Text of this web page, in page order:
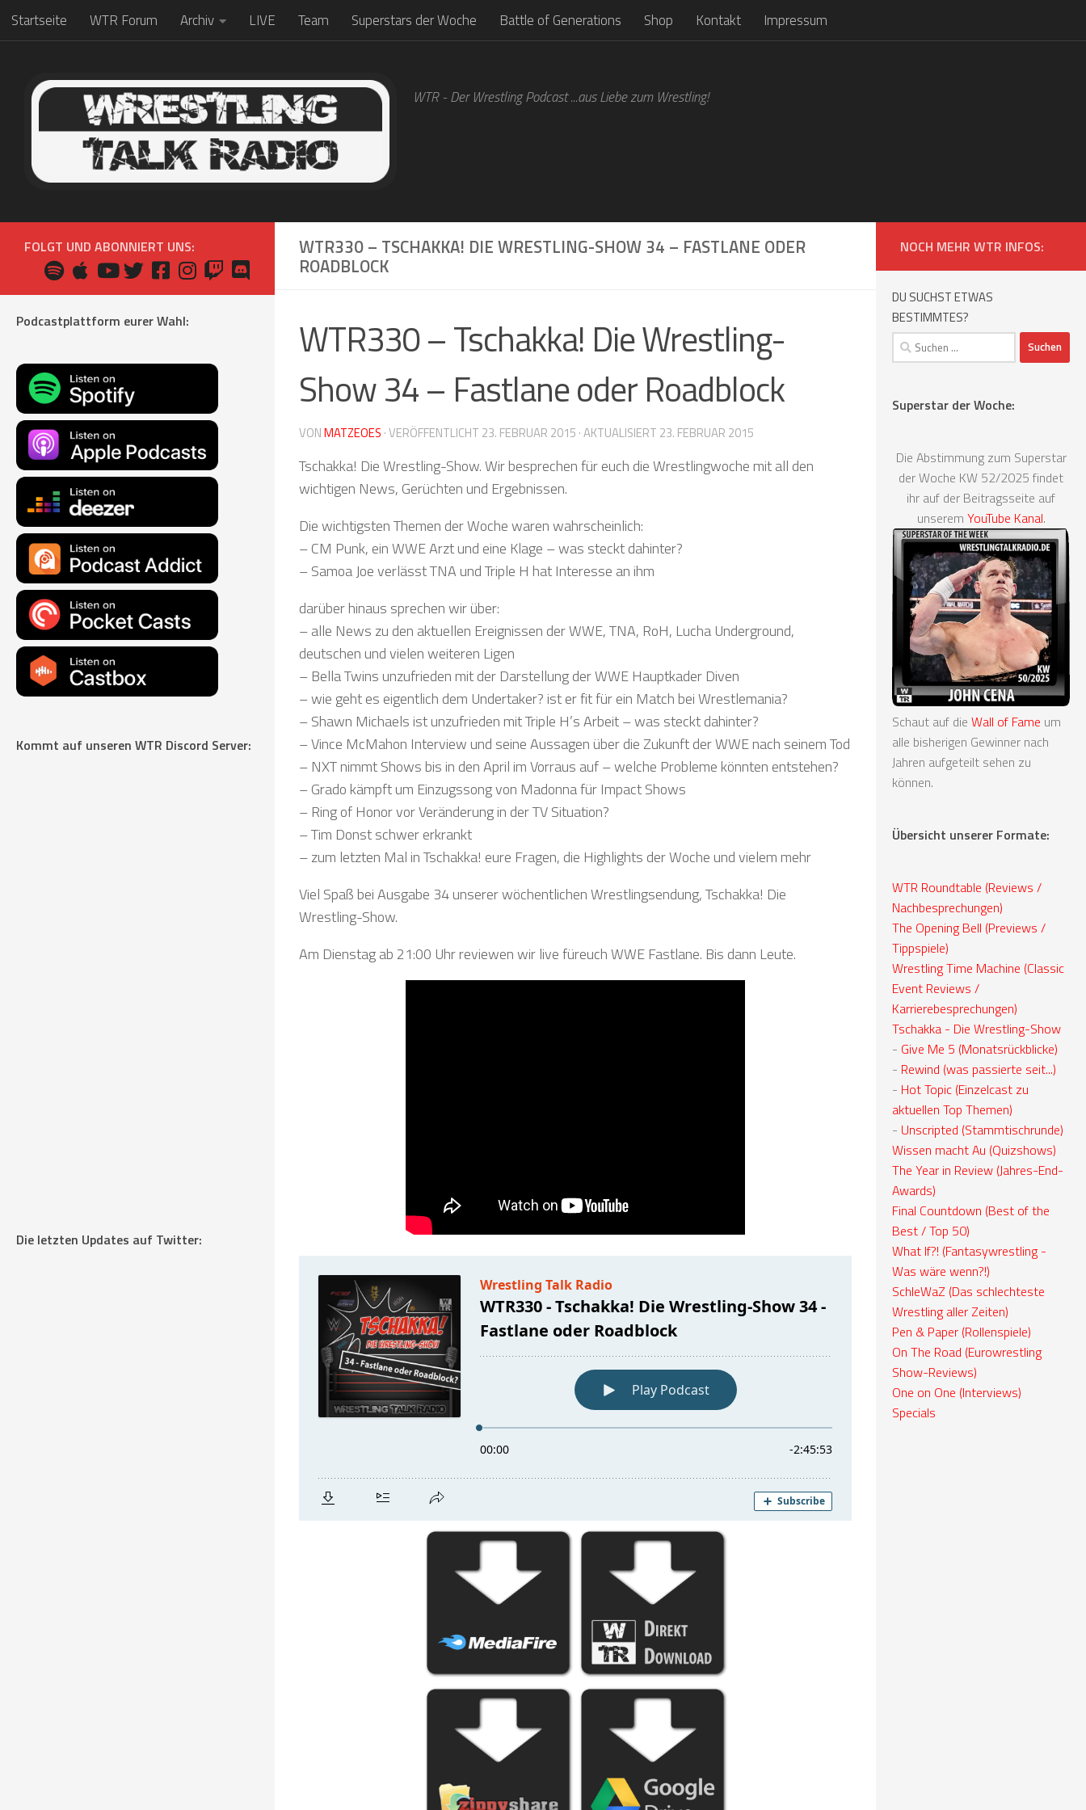
Zum Inhalt springen
Startseite WTR Forum Archiv LIVE Team Superstars der Woche Battle of Generations Shop Kontakt Impressum
WTR - Der Wrestling Podcast ...aus Liebe zum Wrestling!
WTR330 – TSCHAKKA! DIE WRESTLING-SHOW 34 – FASTLANE ODER
ROADBLOCK
WTR330 – Tschakka! Die Wrestling-
Show 34 – Fastlane oder Roadblock
VONMATZEOES · VERÖFFENTLICHT 23. FEBRUAR 2015 · AKTUALISIERT 23. FEBRUAR 2015
Tschakka! Die Wrestling-Show. Wir besprechen für euch die Wrestlingwoche mit all den
wichtigen News, Gerüchten und Ergebnissen.
Die wichtigsten Themen der Woche waren wahrscheinlich:
– CM Punk, ein WWE Arzt und eine Klage – was steckt dahinter?
– Samoa Joe verlässt TNA und Triple H hat Interesse an ihm
darüber hinaus sprechen wir über:
– alle News zu den aktuellen Ereignissen der WWE, TNA, RoH, Lucha Underground,
deutschen und vielen weiteren Ligen
– Bella Twins unzufrieden mit der Darstellung der WWE Hauptkader Diven
– wie geht es eigentlich dem Undertaker? ist er fit für ein Match bei Wrestlemania?
– Shawn Michaels ist unzufrieden mit Triple H’s Arbeit – was steckt dahinter?
– Vince McMahon Interview und seine Aussagen über die Zukunft der WWE nach seinem Tod
– NXT nimmt Shows bis in den April im Vorraus auf – welche Probleme könnten entstehen?
– Grado kämpft um Einzugssong von Madonna für Impact Shows
– Ring of Honor vor Veränderung in der TV Situation?
– Tim Donst schwer erkrankt
– zum letzten Mal in Tschakka! eure Fragen, die Highlights der Woche und vielem mehr
Viel Spaß bei Ausgabe 34 unserer wöchentlichen Wrestlingsendung, Tschakka! Die
Wrestling-Show.
Am Dienstag ab 21:00 Uhr reviewen wir live füreuch WWE Fastlane. Bis dann Leute.
FOLGT UND ABONNIERT UNS:
Podcastplattform eurer Wahl:
Kommt auf unseren WTR Discord Server:
Die letzten Updates auf Twitter:
NOCH MEHR WTR INFOS:
DU SUCHST ETWAS
BESTIMMTES?
Suchen
nach:
Superstar der Woche:
Die Abstimmung zum Superstar
der Woche KW 52/2025 findet
ihr auf der Beitragsseite auf
unserem YouTube Kanal.
Schaut auf die Wall of Fame um
alle bisherigen Gewinner nach
Jahren aufgeteilt sehen zu
können.
Übersicht unserer Formate:
WTR Roundtable (Reviews /
Nachbesprechungen)
The Opening Bell (Previews /
Tippspiele)
Wrestling Time Machine (Classic
Event Reviews /
Karrierebesprechungen)
Tschakka - Die Wrestling-Show
- Give Me 5 (Monatsrückblicke)
- Rewind (was passierte seit...)
- Hot Topic (Einzelcast zu
aktuellen Top Themen)
- Unscripted (Stammtischrunde)
Wissen macht Au (Quizshows)
The Year in Review (Jahres-End-
Awards)
Final Countdown (Best of the
Best / Top 50)
What If?! (Fantasywrestling -
Was wäre wenn?!)
SchleWaZ (Das schlechteste
Wrestling aller Zeiten)
Pen & Paper (Rollenspiele)
On The Road (Eurowrestling
Show-Reviews)
One on One (Interviews)
Specials